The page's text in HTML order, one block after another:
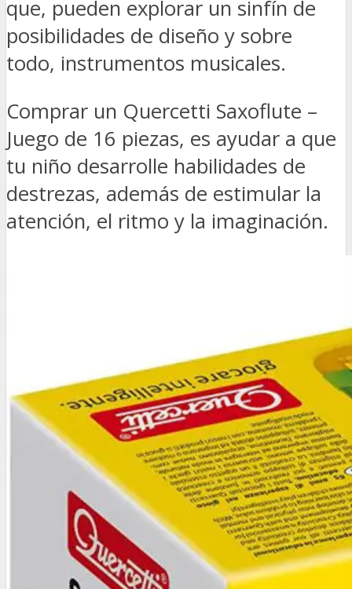
que, pueden explorar un sinfín de
posibilidades de diseño y sobre
todo, instrumentos musicales.
Comprar un Quercetti Saxoflute –
Juego de 16 piezas, es ayudar a que
tu niño desarrolle habilidades de
destrezas, además de estimular la
atención, el ritmo y la imaginación.